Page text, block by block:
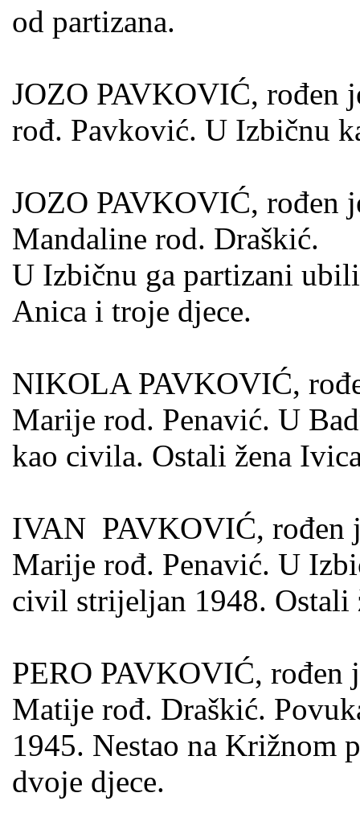
od parti­zana.
JOZO PAVKOVIĆ, rođen
rođ. Pavković. U Izbičnu
JOZO PAVKOVIĆ, rođen
Mandaline rod. Draškić.
U Izbičnu ga partizani
Anica i troje djece.
NIKOLA PAVKOVIĆ,
Marije rod. Penavić. U
kao civila. Ostali žena
IVAN PAVKOVIĆ, rođen
Marije rođ. Penavić. U
civil strijeljan 1948. Ostali
PERO PAVKOVIĆ,
Matije rođ. Draškić.
1945. Nestao na Križnom
dvoje djece.